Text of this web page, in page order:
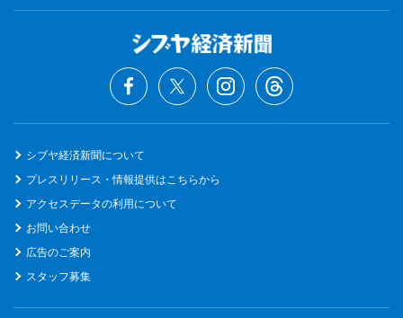
シブヤ経済新聞について
プレスリリース・情報提供はこちらから
アクセスデータの利用について
お問い合わせ
広告のご案内
スタッフ募集